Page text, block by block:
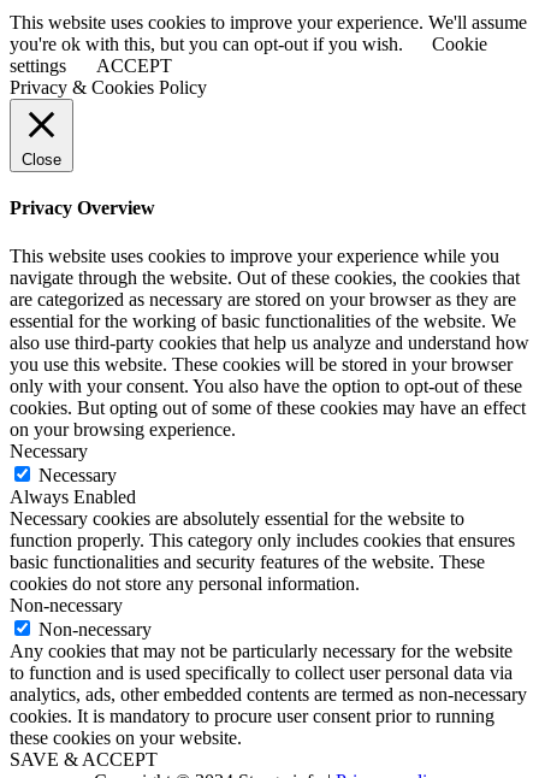
This website uses cookies to improve your experience. We'll assume
you're ok with this, but you can opt-out if you wish.
Cookie
settings
ACCEPT
Privacy & Cookies Policy
Close
Privacy Overview
This website uses cookies to improve your experience while you
navigate through the website. Out of these cookies, the cookies that
are categorized as necessary are stored on your browser as they are
essential for the working of basic functionalities of the website. We
also use third-party cookies that help us analyze and understand how
you use this website. These cookies will be stored in your browser
only with your consent. You also have the option to opt-out of these
cookies. But opting out of some of these cookies may have an effect
on your browsing experience.
Necessary
Necessary
Always Enabled
Necessary cookies are absolutely essential for the website to
function properly. This category only includes cookies that ensures
basic functionalities and security features of the website. These
cookies do not store any personal information.
Non-necessary
Non-necessary
Any cookies that may not be particularly necessary for the website
to function and is used specifically to collect user personal data via
analytics, ads, other embedded contents are termed as non-necessary
cookies. It is mandatory to procure user consent prior to running
these cookies on your website.
SAVE & ACCEPT